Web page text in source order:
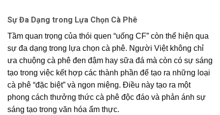
Sự Đa Dạng trong Lựa Chọn Cà Phê
Tầm quan trọng của thói quen “uống CF” còn thể hiện qua
sự đa dạng trong lựa chọn cà phê. Người Việt không chỉ
ưa chuộng cà phê đen đậm hay sữa đá mà còn có sự sáng
tạo trong việc kết hợp các thành phần để tạo ra những loại
cà phê “đặc biệt” và ngon miệng. Điều này tạo ra một
phong cách thưởng thức cà phê độc đáo và phản ánh sự
sáng tạo trong văn hóa ẩm thực.